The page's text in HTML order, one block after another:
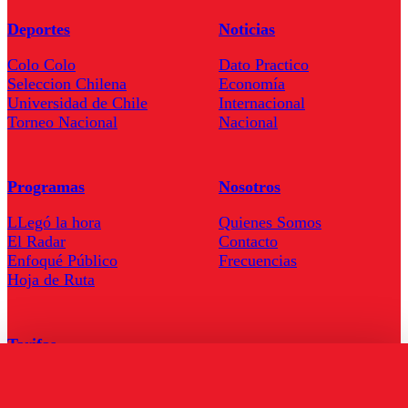
Deportes
Colo Colo
Seleccion Chilena
Universidad de Chile
Torneo Nacional
Noticias
Dato Practico
Economía
Internacional
Nacional
Programas
LLegó la hora
El Radar
Enfoqué Público
Hoja de Ruta
Nosotros
Quienes Somos
Contacto
Frecuencias
Tarifas